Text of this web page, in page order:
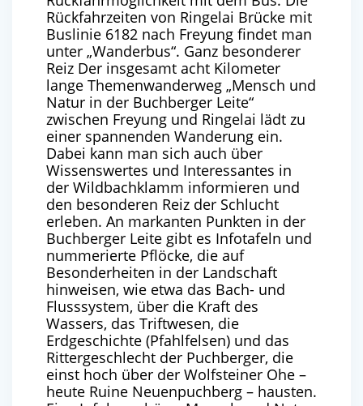
Rückfahrzeiten von Ringelai Brücke mit
Buslinie 6182 nach Freyung findet man
unter „Wanderbus“. Ganz besonderer
Reiz Der insgesamt acht Kilometer
lange Themenwanderweg „Mensch und
Natur in der Buchberger Leite“
zwischen Freyung und Ringelai lädt zu
einer spannenden Wanderung ein.
Dabei kann man sich auch über
Wissenswertes und Interessantes in
der Wildbachklamm informieren und
den besonderen Reiz der Schlucht
erleben. An markanten Punkten in der
Buchberger Leite gibt es Infotafeln und
nummerierte Pflöcke, die auf
Besonderheiten in der Landschaft
hinweisen, wie etwa das Bach- und
Flusssystem, über die Kraft des
Wassers, das Triftwesen, die
Erdgeschichte (Pfahlfelsen) und das
Rittergeschlecht der Puchberger, die
einst hoch über der Wolfsteiner Ohe –
heute Ruine Neuenpuchberg – hausten.